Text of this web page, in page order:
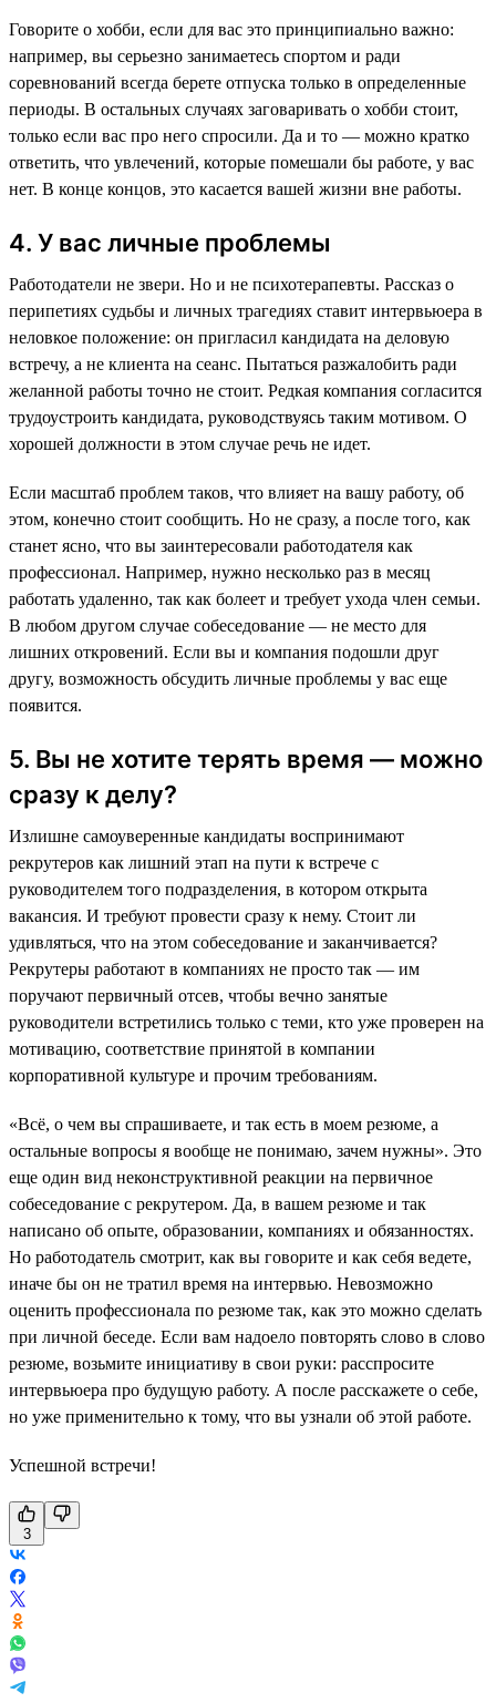
Говорите о хобби, если для вас это принципиально важно:
например, вы серьезно занимаетесь спортом и ради
соревнований всегда берете отпуска только в определенные
периоды. В остальных случаях заговаривать о хобби стоит,
только если вас про него спросили. Да и то — можно кратко
ответить, что увлечений, которые помешали бы работе, у вас
нет. В конце концов, это касается вашей жизни вне работы.
4. У вас личные проблемы
Работодатели не звери. Но и не психотерапевты. Рассказ о
перипетиях судьбы и личных трагедиях ставит интервьюера в
неловкое положение: он пригласил кандидата на деловую
встречу, а не клиента на сеанс. Пытаться разжалобить ради
желанной работы точно не стоит. Редкая компания согласится
трудоустроить кандидата, руководствуясь таким мотивом. О
хорошей должности в этом случае речь не идет.
Если масштаб проблем таков, что влияет на вашу работу, об
этом, конечно стоит сообщить. Но не сразу, а после того, как
станет ясно, что вы заинтересовали работодателя как
профессионал. Например, нужно несколько раз в месяц
работать удаленно, так как болеет и требует ухода член семьи.
В любом другом случае собеседование — не место для
лишних откровений. Если вы и компания подошли друг
другу, возможность обсудить личные проблемы у вас еще
появится.
5. Вы не хотите терять время — можно
сразу к делу?
Излишне самоуверенные кандидаты воспринимают
рекрутеров как лишний этап на пути к встрече с
руководителем того подразделения, в котором открыта
вакансия. И требуют провести сразу к нему. Стоит ли
удивляться, что на этом собеседование и заканчивается?
Рекрутеры работают в компаниях не просто так — им
поручают первичный отсев, чтобы вечно занятые
руководители встретились только с теми, кто уже проверен на
мотивацию, соответствие принятой в компании
корпоративной культуре и прочим требованиям.
«Всё, о чем вы спрашиваете, и так есть в моем резюме, а
остальные вопросы я вообще не понимаю, зачем нужны». Это
еще один вид неконструктивной реакции на первичное
собеседование с рекрутером. Да, в вашем резюме и так
написано об опыте, образовании, компаниях и обязанностях.
Но работодатель смотрит, как вы говорите и как себя ведете,
иначе бы он не тратил время на интервью. Невозможно
оценить профессионала по резюме так, как это можно сделать
при личной беседе. Если вам надоело повторять слово в слово
резюме, возьмите инициативу в свои руки: расспросите
интервьюера про будущую работу. А после расскажете о себе,
но уже применительно к тому, что вы узнали об этой работе.
Успешной встречи!
3